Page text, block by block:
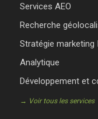
Services AEO
Recherche
Stratégie marketing
Analytique
Développement et
→ Voir tous les services